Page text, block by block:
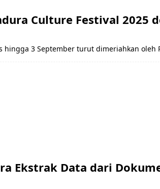
Culture Festival 2025
hingga 3 September turut dimeriahkan oleh
Ekstrak Data dari